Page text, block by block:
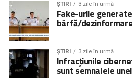
ȘTIRI 3 zile în urmă
Fake-urile
bârfă/
ȘTIRI 3 zile în urmă
Infracțiunile
sunt semnalele